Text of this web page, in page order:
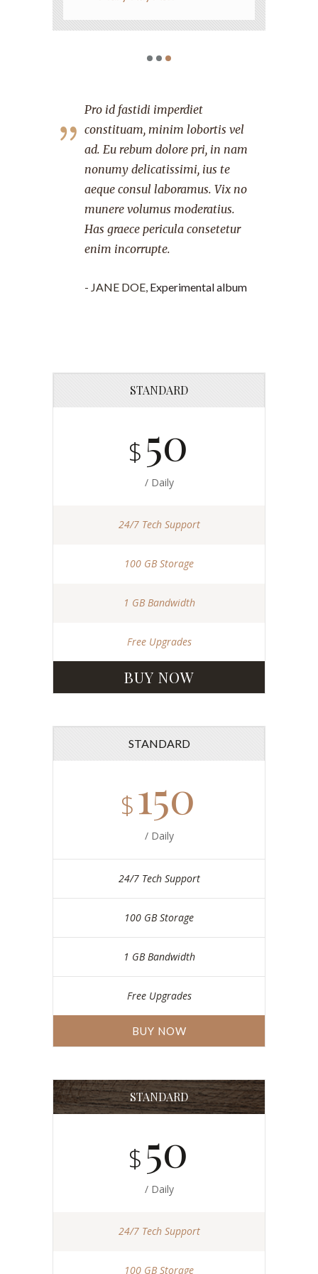
Eu rebum dolore pri, in nam
nonumy delicatissimi, ius te
aeque consul laboramus. Pro id
fastidi imperdiet constituam,
minim lobortis vel ad. Vix no
munere volumus moderatius.
Has graece pericula consetetur
enim incorrupte.
- JOHN DOE,Experimental Album
Eu rebum dolore pri, in nam
nonumy delicatissimi, ius te
aeque consul laboramus. Pro id
fastidi imperdiet constituam,
minim lobortis vel ad. Vix no
munere volumus moderatius.
Has graece pericula consetetur
enim incorrupte.
- JACK DOE, Experimental Album
Pro id fastidi imperdiet
constituam, minim lobortis vel
ad. Eu rebum dolore pri, in nam
nonumy delicatissimi, ius te
aeque consul laboramus. Vix no
munere volumus moderatius.
Has graece pericula consetetur
enim incorrupte.
- JANE DOE, Experimental album
STANDARD
$ 50
/ Daily
24/7 Tech Support
100 GB Storage
1 GB Bandwidth
Free Upgrades
BUY NOW
STANDARD
$150
/ Daily
24/7 Tech Support
100 GB Storage
1 GB Bandwidth
Free Upgrades
BUY NOW
STANDARD
$ 50
/ Daily
24/7 Tech Support
100 GB Storage